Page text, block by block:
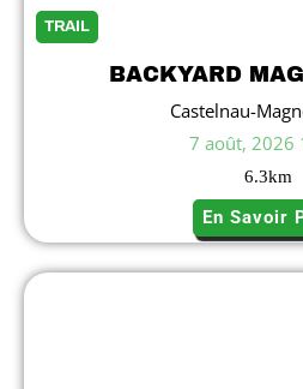
TRAIL
BACKYARD
Castelnau-
7 août, 2026
6.3km
En Savoir